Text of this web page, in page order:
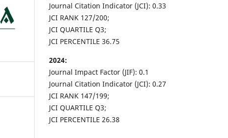
Journal Citation Indicator (JCI): 0.33
JCI RANK 127/200;
JCI QUARTILE Q3;
JCI PERCENTILE 36.75
2024:
Journal Impact Factor (JIF): 0.1
Journal Citation Indicator (JCI): 0.27
JCI RANK 147/199;
JCI QUARTILE Q3;
JCI PERCENTILE 26.38